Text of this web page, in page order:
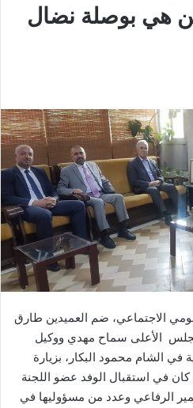
هي بوصلة نضال
الاجتماعي، ضم العميدين طارق
الأعلى سماح مهدي ووكيل
في الشام محمود البكار، بزيارة
في استقبال الوفد عضو اللجنة
الرفاعي وعدد من مسؤوليها في